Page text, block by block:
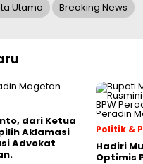
Utama Breaking News
dari Ketua
Aklamasi
Advokat
Politik &
Hadiri
Optimis